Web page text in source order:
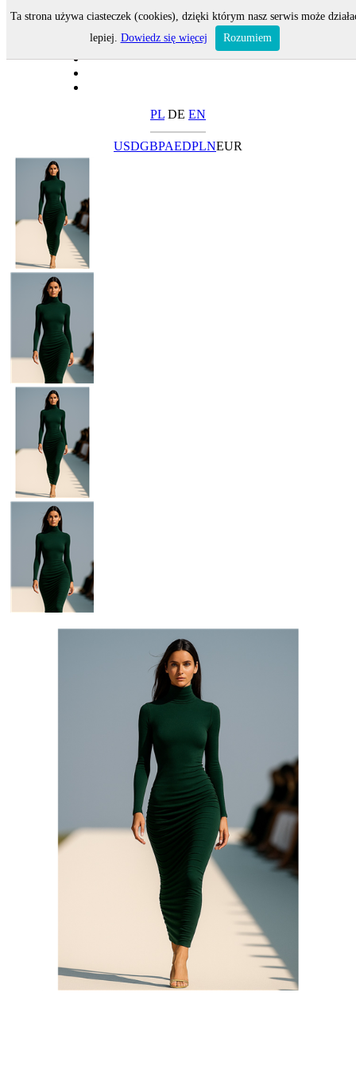
PL DE EN
USDGBPAEDPLNEUR
Ta strona używa ciasteczek (cookies), dzięki którym nasz serwis może
lepiej. Dowiedz się więcej Rozumiem